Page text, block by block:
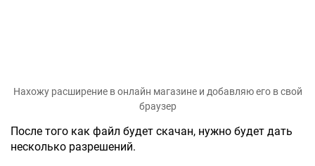
Нахожу расширение в онлайн магазине и добавляю его в свой
браузер
После того как файл будет скачан, нужно будет дать
несколько разрешений.